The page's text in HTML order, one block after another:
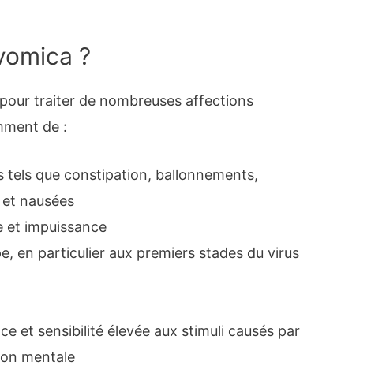
?
traiter de nombreuses affections
de :
tels que constipation, ballonnements,
nausées
et impuissance
en particulier aux premiers stades du virus
et sensibilité élevée aux stimuli causés par
mentale